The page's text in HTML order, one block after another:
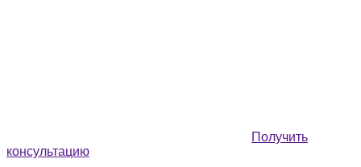
Получить
консультацию